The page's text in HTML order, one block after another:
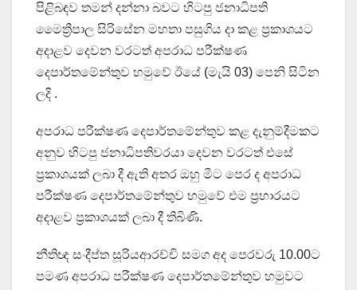
පිළිබඳව තමන් දන්නා බවට හිටපු ජනාධිපති
මෛත්‍රීපාල සිරිසේන මහතා පසුගිය දා කළ ප්‍රකාශයට
අදාළව දෙවන වරටත් අපරාධ පරීක්ෂණ
දෙපාර්තමේන්තුව හමුවේ ඊයේ (මැයි 03) පෙනි සිටින
ලදි .
අපරාධ පරීක්ෂණ දෙපාර්තමේන්තුව කළ දැනුම්දීමකට
අනුව හිටපු ජනාධිපතිවරයා දෙවන වරටත් එසේ
ප්‍රකාශයක් ලබා දී ඇති අතර ඔහු මීට පෙර ද අපරාධ
පරීක්ෂණ දෙපාර්තමේන්තුව හමුවේ එම ප්‍රහාරයට
අදාළව ප්‍රකාශයක් ලබා දී තිබිණි.
නීතිඥ සංදීප්ත සූරියආරච්චි සමග අද පෙරවරු 10.00ට
පමණ අපරාධ පරීක්ෂණ දෙපාර්තමේන්තුව හමුවට